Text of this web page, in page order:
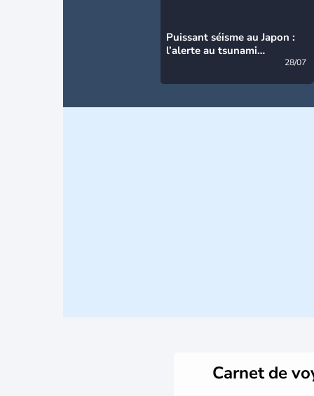
Puissant séisme au Japon :
l’alerte au tsunami
28/07
Carnet de